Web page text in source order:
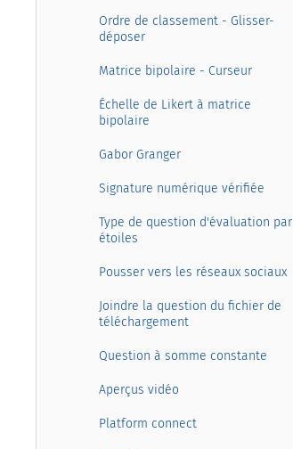
Ordre de classement - Glisser-
déposer
Matrice bipolaire - Curseur
Échelle de Likert à matrice
bipolaire
Gabor Granger
Signature numérique vérifiée
Type de question d'évaluation par
étoiles
Pousser vers les réseaux sociaux
Joindre la question du fichier de
téléchargement
Question à somme constante
Aperçus vidéo
Platform connect